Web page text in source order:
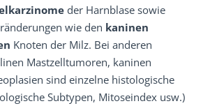
der Harnblase sowie
wie den kaninen
Knoten der Milz. Bei anderen
Mastzelltumoren, kaninen
sind einzelne histologische
Subtypen, Mitoseindex usw.)